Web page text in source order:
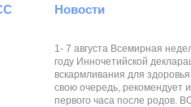
Новости
1- 7 августа Всемирная
году Инночетийской
вскармливания для
свою очередь, рекомендует
первого часа после родов.